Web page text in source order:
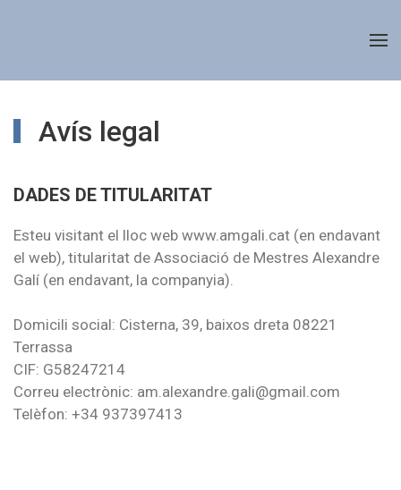
Avís legal
DADES DE TITULARITAT
Esteu visitant el lloc web www.amgali.cat (en endavant
el web), titularitat de Associació de Mestres Alexandre
Galí (en endavant, la companyia).
Domicili social: Cisterna, 39, baixos dreta 08221
Terrassa
CIF: G58247214
Correu electrònic: am.alexandre.gali@gmail.com
Telèfon: +34 937397413